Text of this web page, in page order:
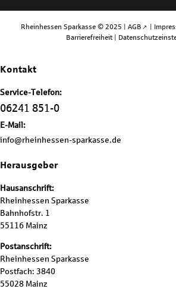
Rheinhessen Sparkasse © 2025 | AGB |
Barrierefreiheit |
Kontakt
Service-Telefon:
06241 851-0
E-Mail:
info@rheinhessen-sparkasse.de
Herausgeber
Hausanschrift:
Rheinhessen Sparkasse
Bahnhofstr. 1
55116 Mainz
Postanschrift:
Rheinhessen Sparkasse
Postfach: 3840
55028 Mainz